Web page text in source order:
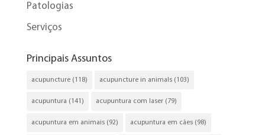
Patologias
Serviços
Principais Assuntos
acupuncture(118) acupuncture in animals(103)
acupuntura (141) acupuntura com laser(79)
acupuntura em animais(92) acupuntura em cães(98)